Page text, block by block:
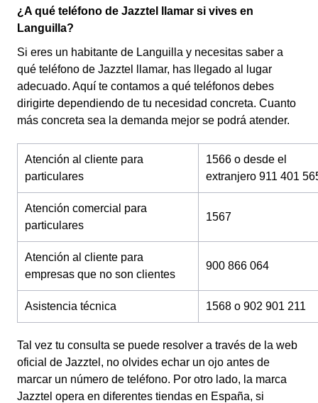
¿A qué teléfono de Jazztel llamar si vives en
Languilla?
Si eres un habitante de Languilla y necesitas saber a
qué teléfono de Jazztel llamar, has llegado al lugar
adecuado. Aquí te contamos a qué teléfonos debes
dirigirte dependiendo de tu necesidad concreta. Cuanto
más concreta sea la demanda mejor se podrá atender.
Atención al cliente para
particulares
1566 o desde el
extranjero 911 401
Atención comercial para
particulares
1567
Atención al cliente para
empresas que no son clientes
900 866 064
Asistencia técnica 1568 o 902 901 211
Tal vez tu consulta se puede resolver a través de la web
oficial de Jazztel, no olvides echar un ojo antes de
marcar un número de teléfono. Por otro lado, la marca
Jazztel opera en diferentes tiendas en España, si